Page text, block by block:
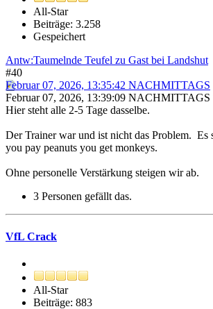
All-Star
Beiträge: 3.258
Gespeichert
Antw:Taumelnde Teufel zu Gast bei Landshut
#40
Februar 07, 2026, 13:35:42 NACHMITTAGS
Februar 07, 2026, 13:39:09 NACHMITTAGS
Hier steht alle 2-5 Tage dasselbe.
Der Trainer war und ist nicht das Problem. Es
you pay peanuts you get monkeys.
Ohne personelle Verstärkung steigen wir ab.
3 Personen gefällt das.
VfL Crack
All-Star
Beiträge: 883